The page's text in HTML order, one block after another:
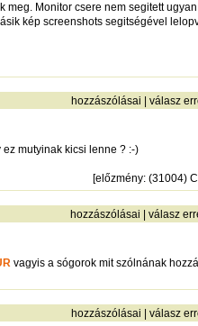
meg. Monitor csere nem segitett
kép screenshots segitségével
hozzászólásai válasz
mutyinak kicsi lenne ? :-)
[előzmény: (31004)
hozzászólásai válasz
vagyis a sógorok mit szólnának
hozzászólásai válasz